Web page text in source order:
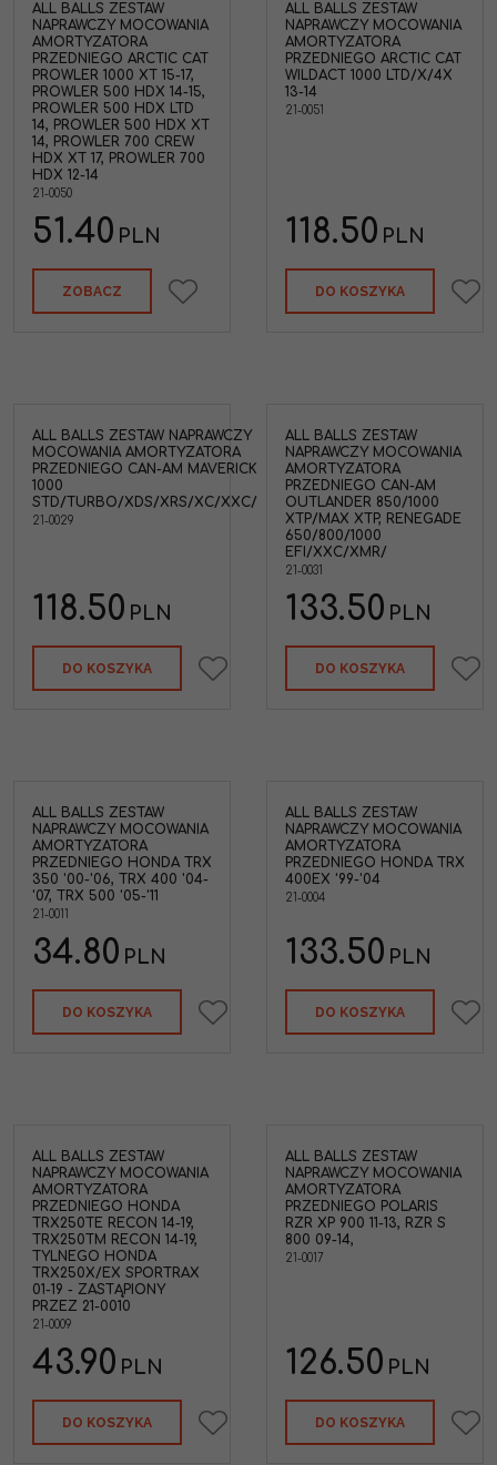
ALL BALLS ZESTAW
NAPRAWCZY MOCOWANIA
AMORTYZATORA
PRZEDNIEGO ARCTIC CAT
PROWLER 1000 XT 15-17,
PROWLER 500 HDX 14-15,
PROWLER 500 HDX LTD
14, PROWLER 500 HDX XT
14, PROWLER 700 CREW
HDX XT 17, PROWLER 700
HDX 12-14
21-0050
51.40 PLN
ZOBACZ
ALL BALLS ZESTAW
NAPRAWCZY MOCOWANIA
AMORTYZATORA
PRZEDNIEGO ARCTIC CAT
WILDACT 1000 LTD/X/4X
13-14
21-0051
118.50 PLN
DO KOSZYKA
ALL BALLS ZESTAW NAPRAWCZY
MOCOWANIA AMORTYZATORA
PRZEDNIEGO CAN-AM MAVERICK
1000
STD/TURBO/XDS/XRS/XC/XXC/
21-0029
118.50 PLN
DO KOSZYKA
ALL BALLS ZESTAW
NAPRAWCZY MOCOWANIA
AMORTYZATORA
PRZEDNIEGO CAN-AM
OUTLANDER 850/1000
XTP/MAX XTP, RENEGADE
650/800/1000
EFI/XXC/XMR/
21-0031
133.50 PLN
DO KOSZYKA
ALL BALLS ZESTAW
NAPRAWCZY MOCOWANIA
AMORTYZATORA
PRZEDNIEGO HONDA TRX
350 '00-'06, TRX 400 '04-
'07, TRX 500 '05-'11
21-0011
34.80 PLN
DO KOSZYKA
ALL BALLS ZESTAW
NAPRAWCZY MOCOWANIA
AMORTYZATORA
PRZEDNIEGO HONDA TRX
400EX '99-'04
21-0004
133.50 PLN
DO KOSZYKA
ALL BALLS ZESTAW
NAPRAWCZY MOCOWANIA
AMORTYZATORA
PRZEDNIEGO HONDA
TRX250TE RECON 14-19,
TRX250TM RECON 14-19,
TYLNEGO HONDA
TRX250X/EX SPORTRAX
01-19 - ZASTĄPIONY
PRZEZ 21-0010
21-0009
43.90 PLN
DO KOSZYKA
ALL BALLS ZESTAW
NAPRAWCZY MOCOWANIA
AMORTYZATORA
PRZEDNIEGO POLARIS
RZR XP 900 11-13, RZR S
800 09-14,
21-0017
126.50 PLN
DO KOSZYKA